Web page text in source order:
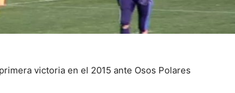
victoria en el 2015 ante Osos Polares